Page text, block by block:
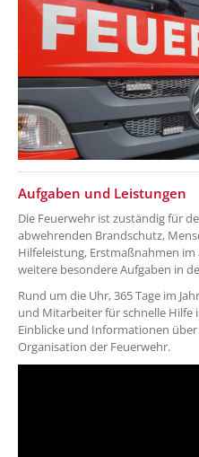
??? absaetzeOben[2]/titel
Aufgaben und Leistungen
Die Feuerwehr ist zuständig für
abwehrenden Brandschutz,
Hilfeleistung, Erstmaßnahmen
weitere besondere Aufgaben in
Rund um die Uhr, 365 Tage im
und Mitarbeiter für schnelle Hilfe
Einblicke und Informationen
Organisation der Feuerwehr.